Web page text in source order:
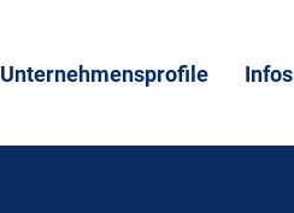
Unternehmensprofile Infos